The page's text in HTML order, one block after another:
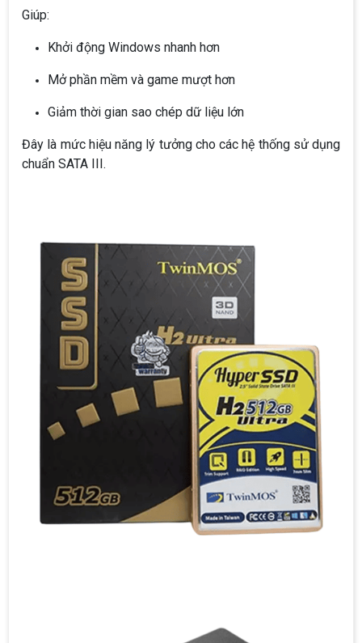
Giúp:
Khởi động Windows nhanh hơn
Mở phần mềm và game mượt hơn
Giảm thời gian sao chép dữ liệu lớn
Đây là mức hiệu năng lý tưởng cho các hệ thống sử dụng
chuẩn SATA III.